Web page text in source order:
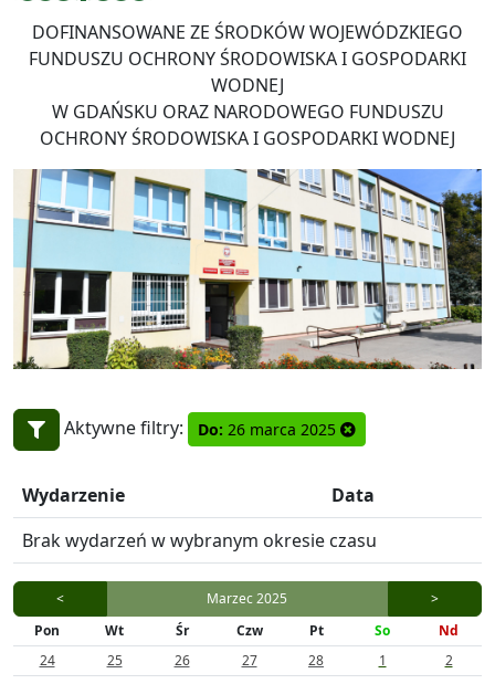
DOFINANSOWANE ZE ŚRODKÓW WOJEWÓDZKIEGO
FUNDUSZU OCHRONY ŚRODOWISKA I GOSPODARKI
WODNEJ
W GDAŃSKU ORAZ NARODOWEGO FUNDUSZU
OCHRONY ŚRODOWISKA I GOSPODARKI WODNEJ
Aktywne filtry: Do: 26 marca 2025
Wydarzenie
Data
Brak wydarzeń w wybranym okresie czasu
< Marzec 2025
>
Pon
Wt Śr Czw Pt So
Nd
24
25 26 27 28 1
2